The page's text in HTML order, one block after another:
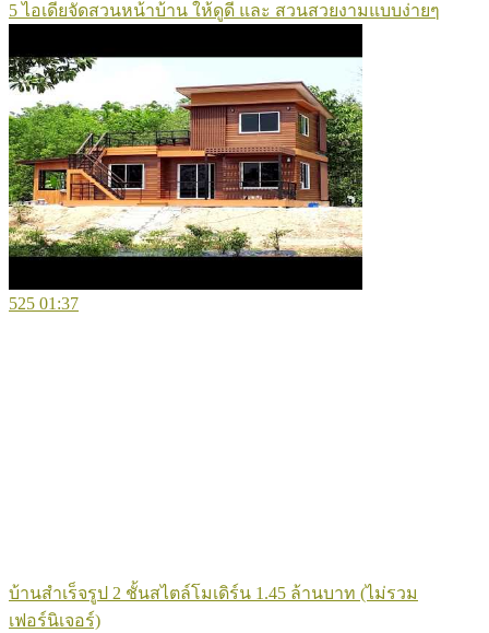
5 ไอเดียจัดสวนหน้าบ้าน ให้ดูดี และ สวนสวยงามแบบง่ายๆ
525 01:37
บ้านสำเร็จรูป 2 ชั้นสไตล์โมเดิร์น 1.45 ล้านบาท (ไม่รวม
เฟอร์นิเจอร์)